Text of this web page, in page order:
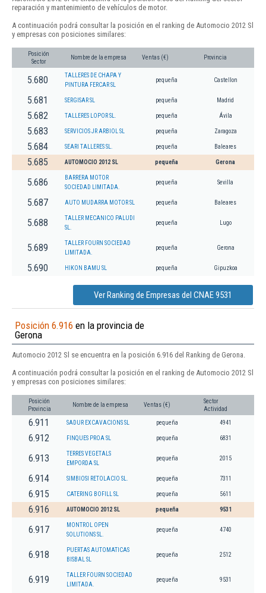
reparación y mantenimiento de vehículos de motor.
A continuación podrá consultar la posición en el ranking de Automocio 2012 Sl
y empresas con posiciones similares:
Posición
Sector
Nombre de la empresa Ventas (€) Provincia
5.680
TALLERES DE CHAPA Y
PINTURA FERCAR SL
pequeña Castellon
5.681 SERGISAR SL pequeña Madrid
5.682 TALLERES LOPOR SL. pequeña Ávila
5.683 SERVICIOS JR ARBIOL SL pequeña Zaragoza
5.684 SEARI TALLERES SL. pequeña Baleares
5.685 AUTOMOCIO 2012 SL pequeña Gerona
5.686
BARRERA MOTOR
SOCIEDAD LIMITADA.
pequeña Sevilla
5.687 AUTO MUDARRA MOTOR SL pequeña Baleares
5.688
TALLER MECANICO PALUDI
SL.
pequeña Lugo
5.689
TALLER FOURN SOCIEDAD
LIMITADA.
pequeña Gerona
5.690 HIKON BAMU SL pequeña Gipuzkoa
Ver Ranking de Empresas del CNAE 9531
Posición 6.916 en la provincia de
Gerona
Automocio 2012 Sl se encuentra en la posición 6.916 del Ranking de Gerona.
A continuación podrá consultar la posición en el ranking de Automocio 2012 Sl
y empresas con posiciones similares:
Posición
Provincia
Nombre de la empresa Ventas (€)
Sector
Actividad
6.911 SADUR EXCAVACIONS SL pequeña 4941
6.912 FINQUES PROA SL pequeña 6831
6.913
TERRES VEGETALS
EMPORDA SL
pequeña 2015
6.914 SIMBIOSI RETOLACIO SL. pequeña 7311
6.915 CATERING BOFILL SL pequeña 5611
6.916 AUTOMOCIO 2012 SL pequeña 9531
6.917
MONTROL OPEN
SOLUTIONS SL.
pequeña 4740
6.918
PUERTAS AUTOMATICAS
BISBAL SL
pequeña 2512
6.919
TALLER FOURN SOCIEDAD
LIMITADA.
pequeña 9531